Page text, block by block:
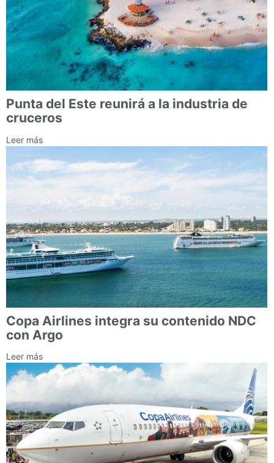
Punta del Este reunirá a la industria de
cruceros
Leer más
Copa Airlines integra su contenido NDC
con Argo
Leer más